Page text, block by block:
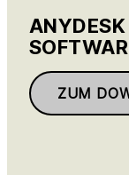
ANYDESK
ZUM